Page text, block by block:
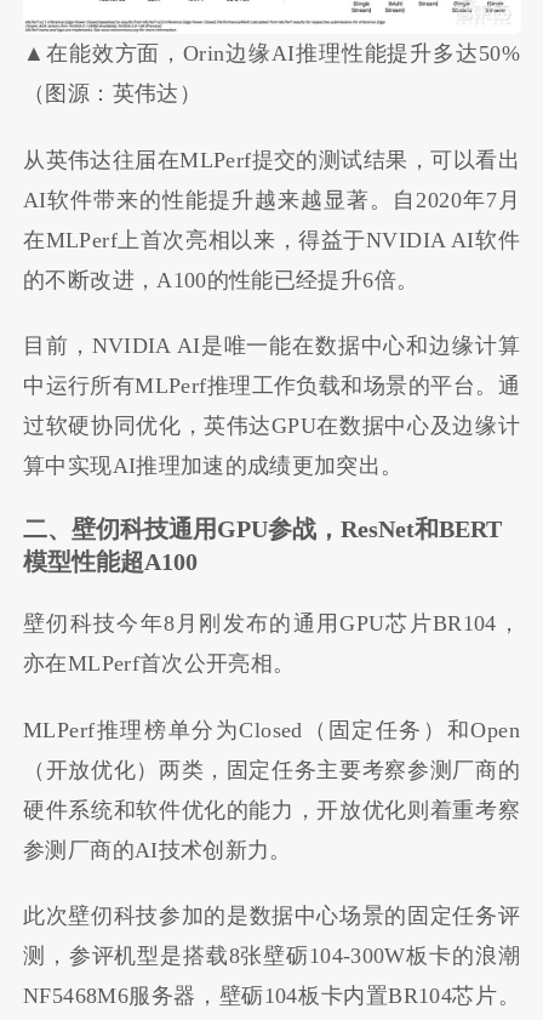
▲在能效方面，Orin边缘AI推理性能提升多达50%
（图源：英伟达）
从英伟达往届在MLPerf提交的测试结果，可以看出
AI软件带来的性能提升越来越显著。自2020年7月
在MLPerf上首次亮相以来，得益于NVIDIA AI软件
的不断改进，A100的性能已经提升6倍。
目前，NVIDIA AI是唯一能在数据中心和边缘计算
中运行所有MLPerf推理工作负载和场景的平台。通
过软硬协同优化，英伟达GPU在数据中心及边缘计
算中实现AI推理加速的成绩更加突出。
二、壁仞科技通用GPU参战，ResNet和BERT
模型性能超A100
壁仞科技今年8月刚发布的通用GPU芯片BR104，
亦在MLPerf首次公开亮相。
MLPerf推理榜单分为Closed（固定任务）和Open
（开放优化）两类，固定任务主要考察参测厂商的
硬件系统和软件优化的能力，开放优化则着重考察
参测厂商的AI技术创新力。
此次壁仞科技参加的是数据中心场景的固定任务评
测，参评机型是搭载8张壁砺104-300W板卡的浪潮
NF5468M6服务器，壁砺104板卡内置BR104芯片。